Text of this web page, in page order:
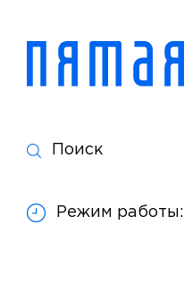
Поиск
Режим работы: